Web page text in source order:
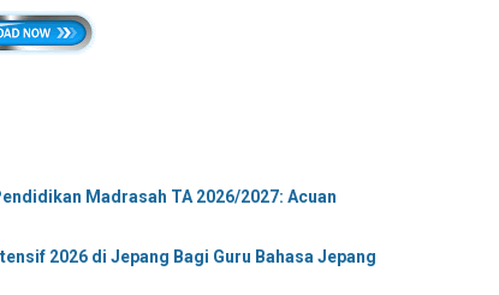
Madrasah TA 2026/2027: Acuan
2026 di Jepang Bagi Guru Bahasa Jepang